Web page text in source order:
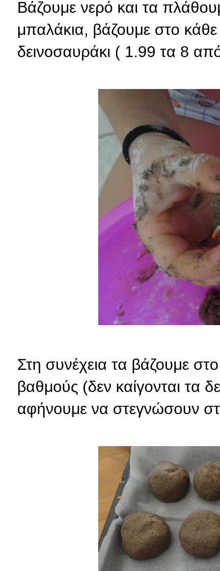
Βάζουμε νερό και τα
μπαλάκια, βάζουμε στο
δεινοσαυράκι ( 1.99 τα 8
Στη συνέχεια τα βάζουμε
βαθμούς (δεν καίγονται τα
αφήνουμε να στεγνώσουν